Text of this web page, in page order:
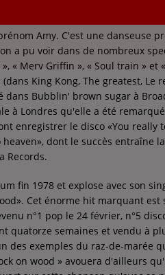
Amy. C'est une danseuse
a pu voir dans de nombreux
», « Merv Griffin », « Soul train » et
King Kong, The greatest, Le
dans Bubblin' brown sugar à
à Londres qu'elle a été
enregistrer le disco «You really
heaven», dont le succès entraîne
Records.
fin 1978 et explose avec son
Cet énorme hit marquant
n°1 pop le 24 février, n°5
quatorze semaines et vendu à
des exemples du raz-de-marée
on wood » avouera d'ailleurs